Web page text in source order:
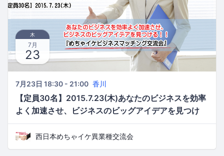
木
7月
23
7月23日 18:30 - 21:00 香川
【定員30名】2015.7.23(木)あなたのビジネスを効率
よく加速させ、ビジネスのビッグアイデアを見つけ
る！『めちゃイケビジネスマッチング交流会』【第
55回西日本めちゃイケ異業種交流会】
西日本めちゃイケ異業種交流会